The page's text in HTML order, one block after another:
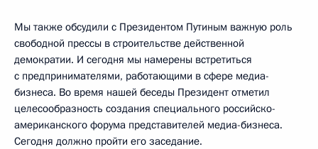
Мы также обсудили с Президентом Путиным важную роль
свободной прессы в строительстве действенной
демократии. И сегодня мы намерены встретиться
с предпринимателями, работающими в сфере медиа-
бизнеса. Во время нашей беседы Президент отметил
целесообразность создания специального российско-
американского форума представителей медиа-бизнеса.
Сегодня должно пройти его заседание.